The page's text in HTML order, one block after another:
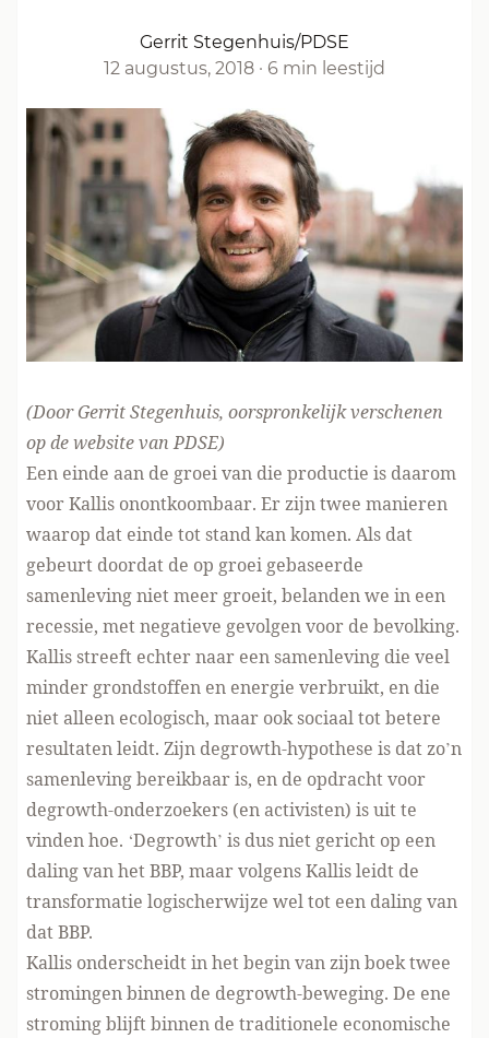
Gerrit Stegenhuis/PDSE
12 augustus, 2018 · 6 min leestijd
(Door Gerrit Stegenhuis, oorspronkelijk verschenen
op de website van PDSE)
Een einde aan de groei van die productie is daarom
voor Kallis onontkoombaar. Er zijn twee manieren
waarop dat einde tot stand kan komen. Als dat
gebeurt doordat de op groei gebaseerde
samenleving niet meer groeit, belanden we in een
recessie, met negatieve gevolgen voor de bevolking.
Kallis streeft echter naar een samenleving die veel
minder grondstoffen en energie verbruikt, en die
niet alleen ecologisch, maar ook sociaal tot betere
resultaten leidt. Zijn degrowth-hypothese is dat zo’n
samenleving bereikbaar is, en de opdracht voor
degrowth-onderzoekers (en activisten) is uit te
vinden hoe. ‘Degrowth’ is dus niet gericht op een
daling van het BBP, maar volgens Kallis leidt de
transformatie logischerwijze wel tot een daling van
dat BBP.
Kallis onderscheidt in het begin van zijn boek twee
stromingen binnen de degrowth-beweging. De ene
stroming blijft binnen de traditionele economische